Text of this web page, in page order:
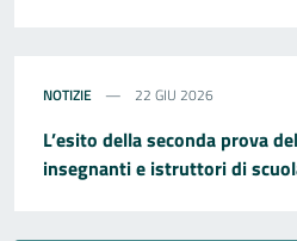
NOTIZIE 22 GIU 2026
L’esito della seconda prova
insegnanti e istruttori di